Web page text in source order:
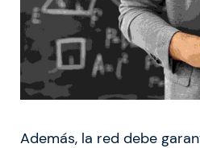
Además, la red debe